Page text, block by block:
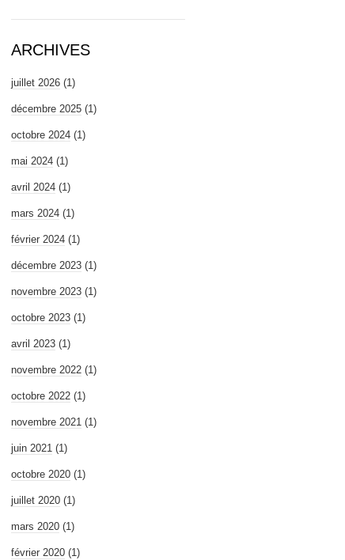
ARCHIVES
juillet 2026 (1)
décembre 2025 (1)
octobre 2024 (1)
mai 2024 (1)
avril 2024 (1)
mars 2024 (1)
février 2024 (1)
décembre 2023 (1)
novembre 2023 (1)
octobre 2023 (1)
avril 2023 (1)
novembre 2022 (1)
octobre 2022 (1)
novembre 2021 (1)
juin 2021 (1)
octobre 2020 (1)
juillet 2020 (1)
mars 2020 (1)
février 2020 (1)